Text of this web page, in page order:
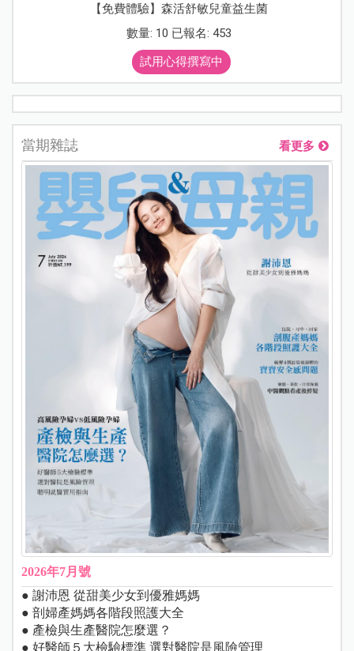
【免費體驗】森活舒敏兒童益生菌
數量: 10 已報名: 453
試用心得撰寫中
當期雜誌 看更多
2026年7月號
● 謝沛恩 從甜美少女到優雅媽媽
● 剖婦產媽媽各階段照護大全
● 產檢與生產醫院怎麼選？
● 好醫師５大檢驗標準 選對醫院是風險管理